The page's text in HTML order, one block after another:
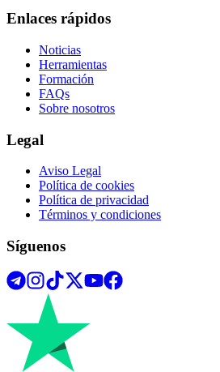
Enlaces rápidos
Noticias
Herramientas
Formación
FAQs
Sobre nosotros
Legal
Aviso Legal
Política de cookies
Política de privacidad
Términos y condiciones
Síguenos